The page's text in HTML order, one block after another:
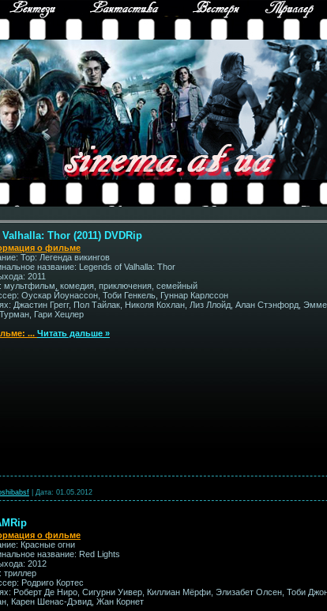
Thor (2011) DVDRip
о фильме
Тор: Легенда викингов
название: Legends of Valhalla: Thor
2011
мультфильм, комедия, приключения, семейный
Оускар Йоунассон, Тоби Генкель, Гуннар Карлссон
Джастин Грегг, Пол Тайлак, Николя Кохлан, Лиз Ллойд, Алан Стэнфорд,
Гари Хецлер
... Читать дальше »
Дата: 01.05.2012
о фильме
Красные огни
название: Red Lights
2012
триллер
Родриго Кортес
Роберт Де Ниро, Сигурни Уивер, Киллиан Мёрфи, Элизабет Олсен, Тоби
Карен Шенас-Дэвид, Жан Корнет